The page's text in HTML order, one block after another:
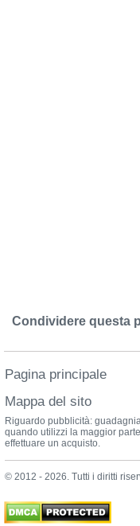
Condividere questa
Pagina principale
Mappa del sito
Riguardo pubblicità:
quando utilizzi la maggior
effettuare un acquisto.
© 2012 - 2026. Tutti i diritti